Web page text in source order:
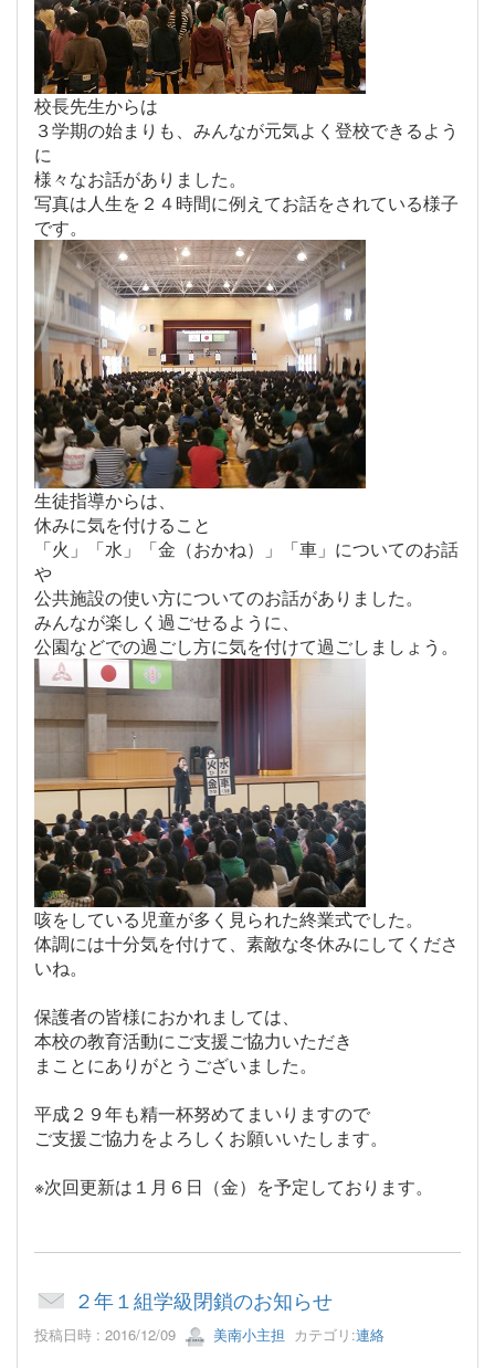
校長先生からは
３学期の始まりも、みんなが元気よく登校できるよう
に
様々なお話がありました。
写真は人生を２４時間に例えてお話をされている様子
です。
生徒指導からは、
休みに気を付けること
「火」「水」「金（おかね）」「車」についてのお話
や
公共施設の使い方についてのお話がありました。
みんなが楽しく過ごせるように、
公園などでの過ごし方に気を付けて過ごしましょう。
咳をしている児童が多く見られた終業式でした。
体調には十分気を付けて、素敵な冬休みにしてくださ
いね。
保護者の皆様におかれましては、
本校の教育活動にご支援ご協力いただき
まことにありがとうございました。
平成２９年も精一杯努めてまいりますので
ご支援ご協力をよろしくお願いいたします。
※次回更新は１月６日（金）を予定しております。
２年１組学級閉鎖のお知らせ
投稿日時 : 2016/12/09 美南小主担 カテゴリ:連絡